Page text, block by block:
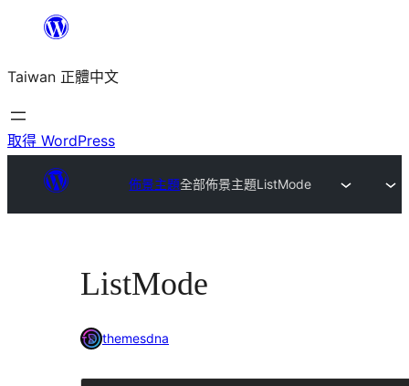
主
要
內
Taiwan 正體中文
取得 WordPress
佈景主題全部佈景主題ListMode
ListMode
themesdna